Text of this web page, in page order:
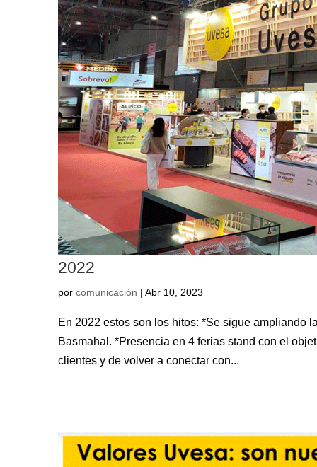
2022
por comunicación | Abr 10, 2023
En 2022 estos son los hitos: *Se sigue ampliando
Basmahal. *Presencia en 4 ferias stand con el
clientes y de volver a conectar con...